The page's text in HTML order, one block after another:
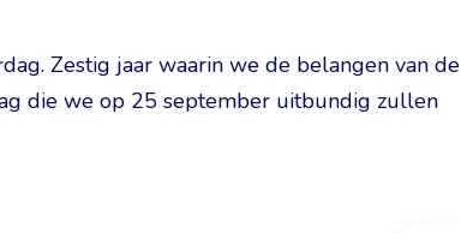
Zestig jaar waarin we de belangen van de
die we op 25 september uitbundig zullen